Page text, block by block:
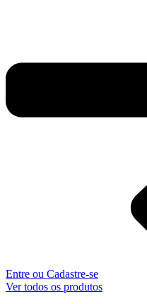
Entre ou Cadastre-se
Ver todos os produtos